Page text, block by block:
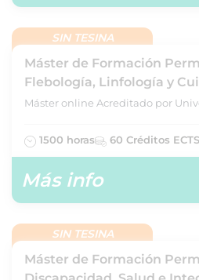
SIN TESINA
Máster de Formación
Flebología, Linfología y
Máster online Acreditado por
1500 horas 60 Créditos ECTS
Más info
SIN TESINA
Máster de Formación